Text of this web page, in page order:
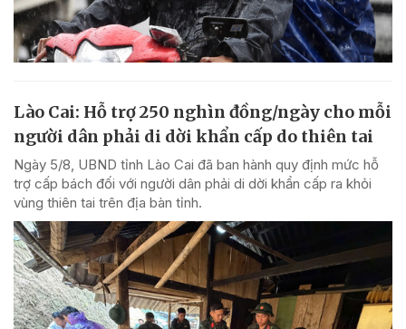
Lào Cai: Hỗ trợ 250 nghìn đồng/ngày cho mỗi
người dân phải di dời khẩn cấp do thiên tai
Ngày 5/8, UBND tỉnh Lào Cai đã ban hành quy định mức hỗ
trợ cấp bách đối với người dân phải di dời khẩn cấp ra khỏi
vùng thiên tai trên địa bàn tỉnh.